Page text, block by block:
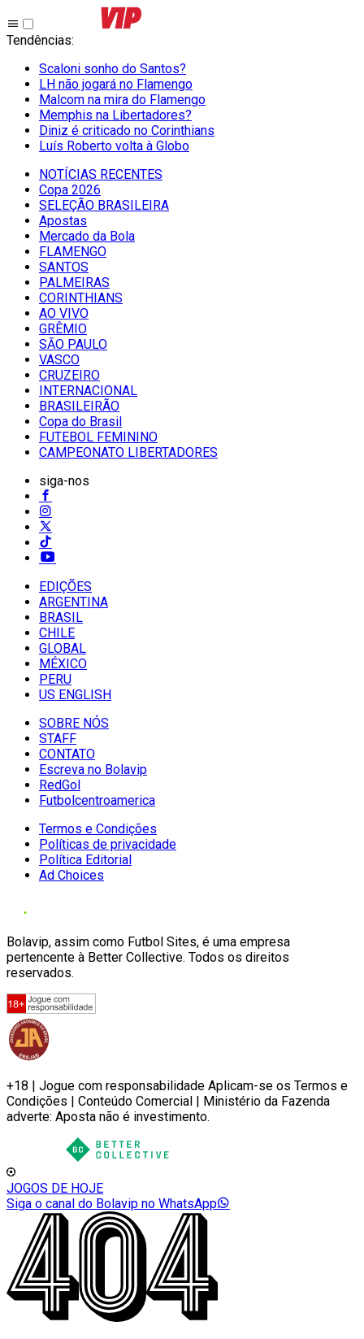
Tendências:
Scaloni sonho do Santos?
LH não jogará no Flamengo
Malcom na mira do Flamengo
Memphis na Libertadores?
Diniz é criticado no Corinthians
Luís Roberto volta à Globo
NOTÍCIAS RECENTES
Copa 2026
SELEÇÃO BRASILEIRA
Apostas
Mercado da Bola
FLAMENGO
SANTOS
PALMEIRAS
CORINTHIANS
AO VIVO
GRÊMIO
SĀO PAULO
VASCO
CRUZEIRO
INTERNACIONAL
BRASILEIRÃO
Copa do Brasil
FUTEBOL FEMININO
CAMPEONATO LIBERTADORES
siga-nos
EDIÇÕES
ARGENTINA
BRASIL
CHILE
GLOBAL
MÉXICO
PERU
US ENGLISH
SOBRE NÓS
STAFF
CONTATO
Escreva no Bolavip
RedGol
Futbolcentroamerica
Termos e Condições
Políticas de privacidade
Política Editorial
Ad Choices
Bolavip, assim como Futbol Sites, é uma empresa
pertencente à Better Collective. Todos os direitos
reservados.
+18 | Jogue com responsabilidade Aplicam-se os Termos e
Condições | Conteúdo Comercial | Ministério da Fazenda
adverte: Aposta não é investimento.
JOGOS DE HOJE
Siga o canal do Bolavip no WhatsApp